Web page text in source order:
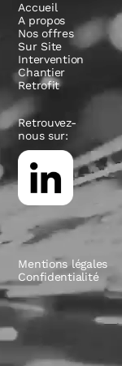
Accueil
A propos
Nos offres
Sur Site
Intervention
Chantier
Retrofit
Retrouvez-
nous sur:
Mentions légales
Confidentialité